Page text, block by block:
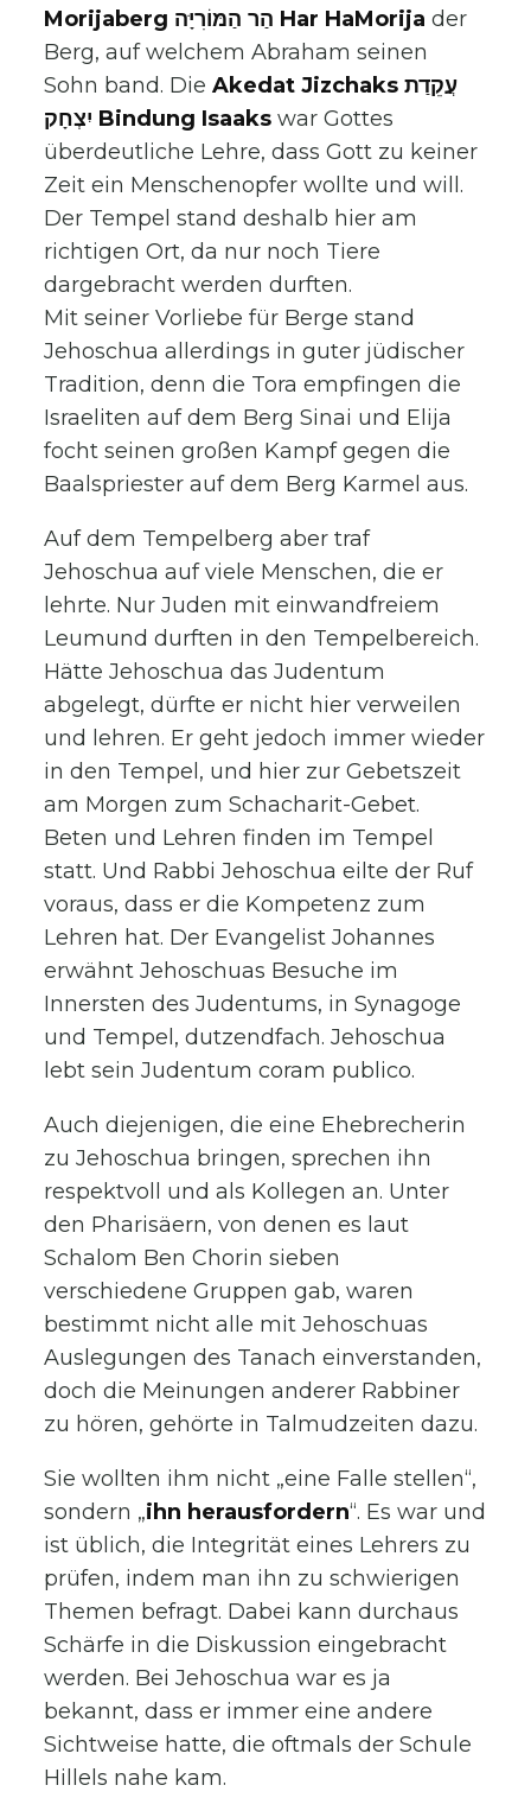
Morijaberg הַר הַמּוֹרִיָּה Har HaMorija der
Berg, auf welchem Abraham seinen
Sohn band. DieAkedat Jizchaks עֲקֵדַת
יִצְחָק Bindung Isaaks war Gottes
überdeutliche Lehre, dass Gott zu keiner
Zeit ein Menschenopfer wollte und will.
Der Tempel stand deshalb hier am
richtigen Ort, da nur noch Tiere
dargebracht werden durften.
Mit seiner Vorliebe für Berge stand
Jehoschua allerdings in guter jüdischer
Tradition, denn die Tora empfingen die
Israeliten auf dem Berg Sinai und Elija
focht seinen großen Kampf gegen die
Baalspriester auf dem Berg Karmel aus.
Auf dem Tempelberg aber traf
Jehoschua auf viele Menschen, die er
lehrte. Nur Juden mit einwandfreiem
Leumund durften in den Tempelbereich.
Hätte Jehoschua das Judentum
abgelegt, dürfte er nicht hier verweilen
und lehren. Er geht jedoch immer wieder
in den Tempel, und hier zur Gebetszeit
am Morgen zum Schacharit-Gebet.
Beten und Lehren finden im Tempel
statt. Und Rabbi Jehoschua eilte der Ruf
voraus, dass er die Kompetenz zum
Lehren hat. Der Evangelist Johannes
erwähnt Jehoschuas Besuche im
Innersten des Judentums, in Synagoge
und Tempel, dutzendfach. Jehoschua
lebt sein Judentum coram publico.
Auch diejenigen, die eine Ehebrecherin
zu Jehoschua bringen, sprechen ihn
respektvoll und als Kollegen an. Unter
den Pharisäern, von denen es laut
Schalom Ben Chorin sieben
verschiedene Gruppen gab, waren
bestimmt nicht alle mit Jehoschuas
Auslegungen des Tanach einverstanden,
doch die Meinungen anderer Rabbiner
zu hören, gehörte in Talmudzeiten dazu.
Sie wollten ihm nicht „eine Falle stellen“,
sondern „ihn herausfordern“. Es war und
ist üblich, die Integrität eines Lehrers zu
prüfen, indem man ihn zu schwierigen
Themen befragt. Dabei kann durchaus
Schärfe in die Diskussion eingebracht
werden. Bei Jehoschua war es ja
bekannt, dass er immer eine andere
Sichtweise hatte, die oftmals der Schule
Hillels nahe kam.